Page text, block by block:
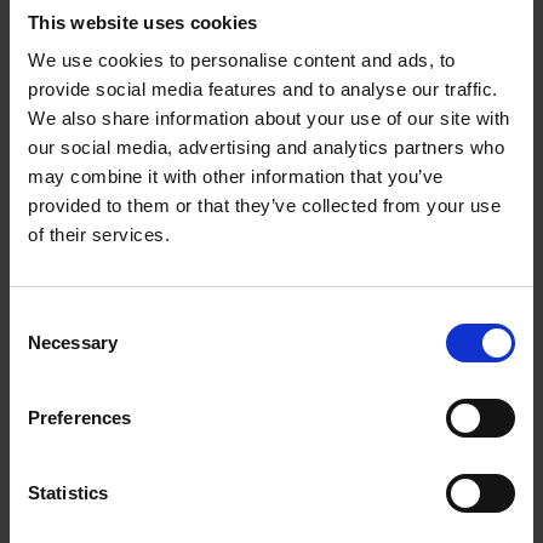
This website uses cookies
We use cookies to personalise content and ads, to
provide social media features and to analyse our traffic.
We also share information about your use of our site with
our social media, advertising and analytics partners who
may combine it with other information that you’ve
provided to them or that they’ve collected from your use
of their services.
Selection
Necessary
Preferences
Statistics
készségekre. Ha tudsz gépelni egy
csevegődobozba, akkor ezt is meg tudod
csinálni! Néhány weboldalnak szüksége van
chat-operátorokra, akik válaszolnak a
weboldaluk látogatóinak és előfizetőinek
üzeneteire. Itt tudsz segítséget nyújtani.
megszerzéséhez
Megfelelő ismeretek a számítógépes programok
és a vonatkozó szoftverek terén. A távmunka